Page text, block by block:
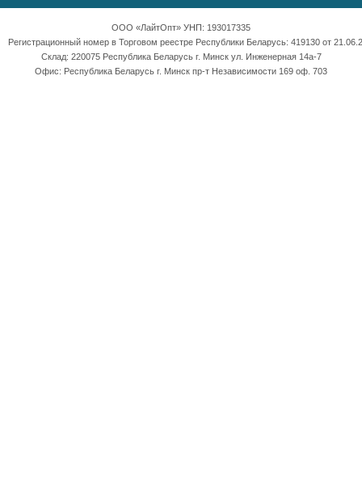
ООО «ЛайтОпт» УНП: 193017335
Регистрационный номер в Торговом реестре Республики Беларусь: 419130 от
Склад: 220075 Республика Беларусь г. Минск ул. Инженерная 14а-7
Офис: Республика Беларусь г. Минск пр-т Независимости 169 оф. 703